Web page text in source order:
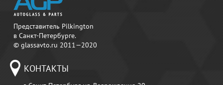
Представитель Pilkington
в Санкт-Петербурге.
© glassavto.ru 2011—2020
КОНТАКТЫ